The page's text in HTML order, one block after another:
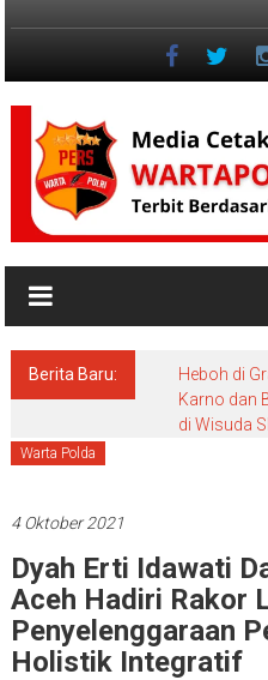
Positif
Berita Baru:
Heboh di
Karno dan
di Wisuda
Warta Polda
4 Oktober 2021
Dyah Erti Idawati
Aceh Hadiri Rakor
Penyelenggaraan
Holistik Integratif